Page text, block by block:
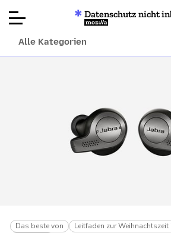
Über
Spenden
Datenschutz nicht
Mozilla
Alle Kategorien
Das beste von Leitfaden zur Weihnachtszeit